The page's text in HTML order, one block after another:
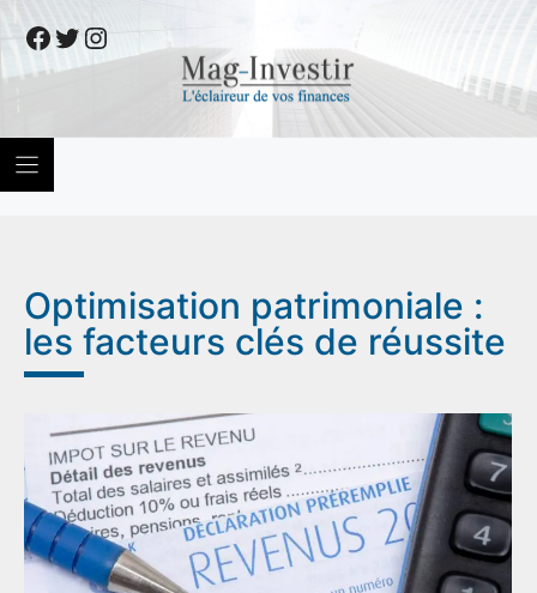
to
content
Facebook
Twitter
Instagram
Optimisation patrimoniale :
les facteurs clés de réussite